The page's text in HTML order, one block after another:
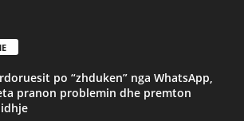
po “zhduken” nga WhatsApp,
pranon problemin dhe premton